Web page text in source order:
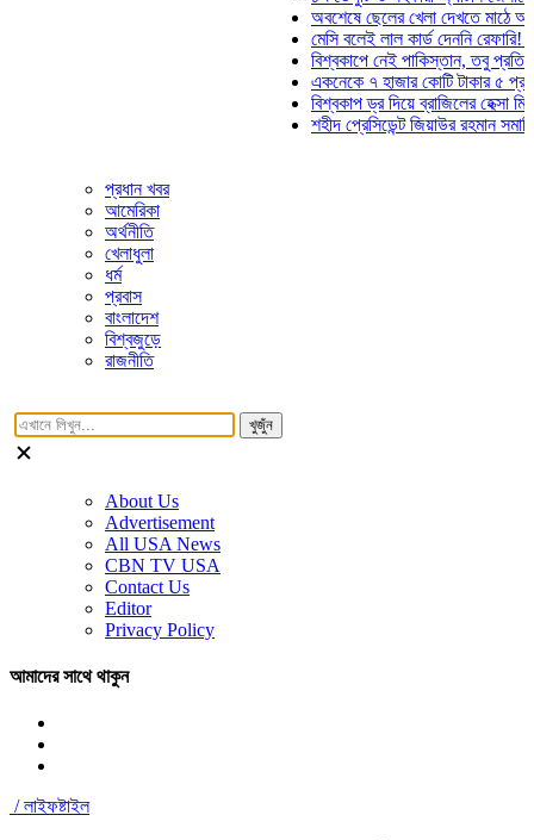
অবশেষে ছেলের খেলা দেখতে মাঠে আসছেন
মেসি বলেই লাল কার্ড দেননি রেফারি! ফাউল
বিশ্বকাপে নেই পাকিস্তান, তবু প্রতিটি
একনেকে ৭ হাজার কোটি টাকার ৫ প্রকল্পের
বিশ্বকাপ ড্র দিয়ে ব্রাজিলের হেক্সা মিশন শুরু
শহীদ প্রেসিডেন্ট জিয়াউর রহমান সমাধিতে
প্রধান খবর
আমেরিকা
অর্থনীতি
খেলাধুলা
ধর্ম
প্রবাস
বাংলাদেশ
বিশ্বজুড়ে
রাজনীতি
খুজুঁন
About Us
Advertisement
All USA News
CBN TV USA
Contact Us
Editor
Privacy Policy
আমাদের সাথে থাকুন
/লাইফষ্টাইল